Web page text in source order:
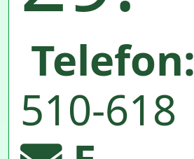
Telefon:
510-618